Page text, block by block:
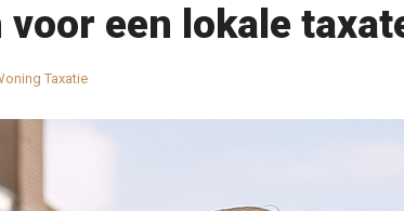
voor een lokale
Taxatie